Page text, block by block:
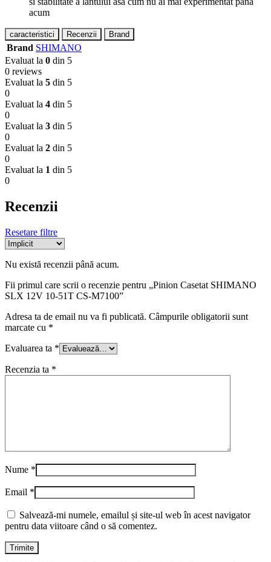
acum
caracteristici Recenzii Brand
Brand SHIMANO
Evaluat la 0 din 5
0 reviews
Evaluat la 5 din 5
0
Evaluat la 4 din 5
0
Evaluat la 3 din 5
0
Evaluat la 2 din 5
0
Evaluat la 1 din 5
0
Recenzii
Resetare filtre
Nu există recenzii până acum.
Fii primul care scrii o recenzie pentru „Pinion Casetat SHIMANO
SLX 12V 10-51T CS-M7100”
Adresa ta de email nu va fi publicată. Câmpurile obligatorii sunt
marcate cu *
Evaluarea ta *
Recenzia ta *
Nume *
Email *
Salvează-mi numele, emailul și site-ul web în acest navigator
pentru data viitoare când o să comentez.